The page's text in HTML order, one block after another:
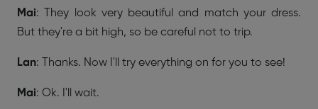
Mai: They look very beautiful and match your dress.
But they're a bit high, so be careful not to trip.
Lan: Thanks. Now I'll try everything on for you to see!
Mai: Ok. I'll wait.